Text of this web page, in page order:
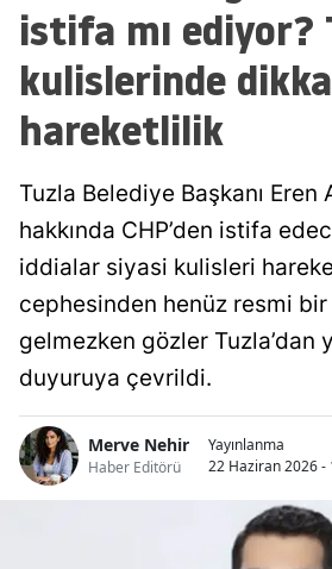
istifa mı ediyor?
kulislerinde
hareketlilik
Tuzla Belediye Başkanı Eren
hakkında CHP’den istifa
iddialar siyasi kulisleri
cephesinden henüz resmi bir
gelmezken gözler Tuzla’dan
duyuruya çevrildi.
Merve Nehir
Haber Editörü
Yayınlanma
22 Haziran 2026 -